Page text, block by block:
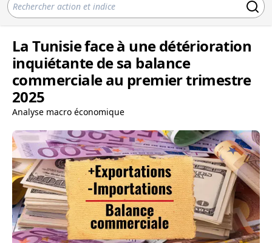
La Tunisie face à une détérioration
inquiétante de sa balance
commerciale au premier trimestre
2025
Analyse macro économique